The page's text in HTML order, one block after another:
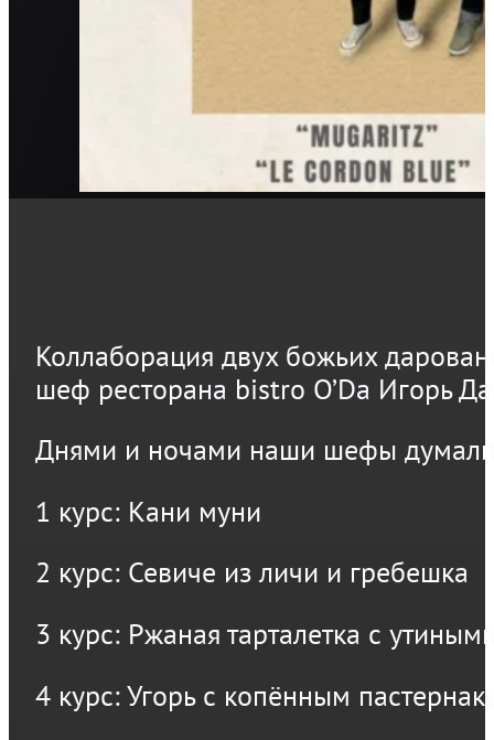
Коллаборация двух божьих
шеф ресторана bistro O’Da Игорь
Днями и ночами наши шефы думали,
1 курс: Кани муни
2 курс: Севиче из личи и гребешка
3 курс: Ржаная тарталетка с
4 курс: Угорь с копённым